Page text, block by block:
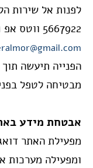
לפנות אל שירות
5667922 ווטס אפ 052-5318881 מייל :
הפנייה תיעשה
מבטיחה לטפל
אבטחת מידע
מפעילת האתר
ומפעילה